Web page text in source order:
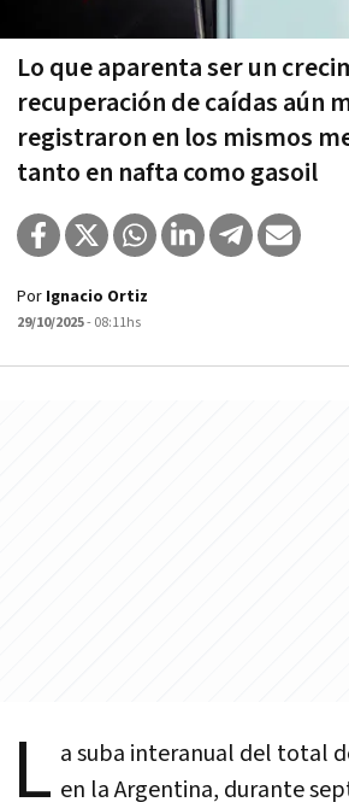
Lo que aparenta ser un
recuperación de caídas aún
registraron en los mismos
tanto en nafta como gasoil
Por Ignacio Ortiz
29/10/2025- 08:11hs
L a suba interanual del total
en la Argentina, durante